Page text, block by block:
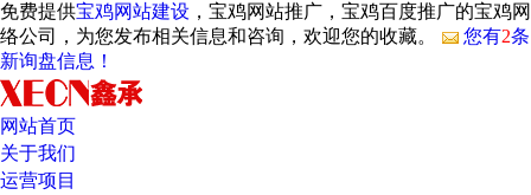
免费提供宝鸡网站建设 ，宝鸡网站推广，宝鸡百度推广的宝鸡网
络公司，为您发布相关信息和咨询，欢迎您的收藏。
您有2条
新询盘信息！
网站首页
关于我们
运营项目